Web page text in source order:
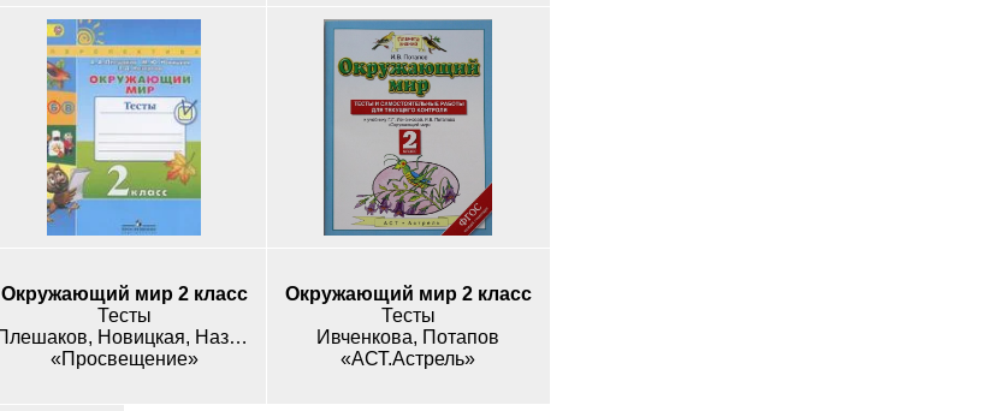
Окружающий мир 2 класс
Тесты
Плешаков, Новицкая, Назарова
«Просвещение»
Окружающий мир 2 класс
Тесты
Ивченкова, Потапов
«АСТ.Астрель»